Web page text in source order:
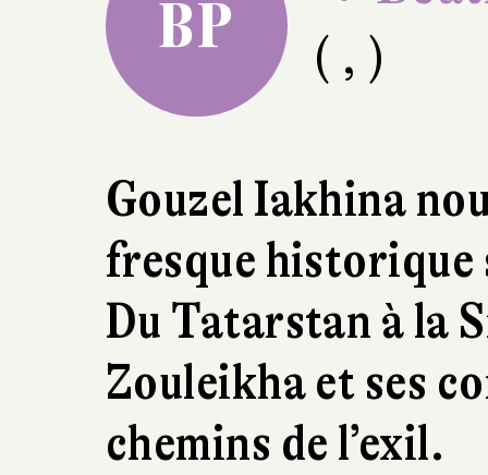
BP
( , )
Gouzel Iakhina
fresque
Du Tatarstan à la
Zouleikha et ses
chemins de l’exil.